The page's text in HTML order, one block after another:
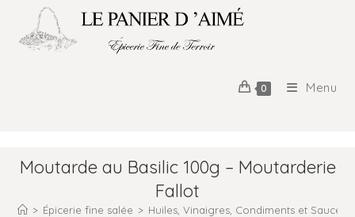
0 Menu
Moutarde au Basilic 100g – Moutarderie
Fallot
> Épicerie fine salée > Huiles, Vinaigres, Condiments et Sauces